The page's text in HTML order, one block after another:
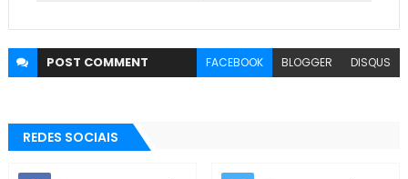
POST COMMENT FACEBOOK BLOGGER DISQUS
REDES SOCIAIS